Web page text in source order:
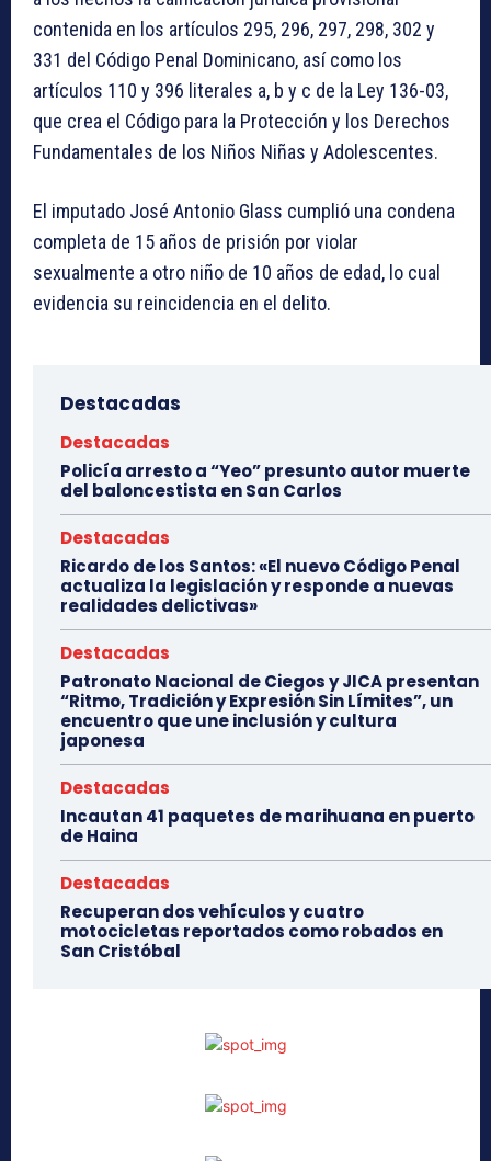
contenida en los artículos 295, 296, 297, 298, 302 y
331 del Código Penal Dominicano, así como los
artículos 110 y 396 literales a, b y c de la Ley 136-03,
que crea el Código para la Protección y los Derechos
Fundamentales de los Niños Niñas y Adolescentes.
El imputado José Antonio Glass cumplió una condena
completa de 15 años de prisión por violar
sexualmente a otro niño de 10 años de edad, lo cual
evidencia su reincidencia en el delito.
Destacadas
Destacadas
Policía arresto a “Yeo” presunto autor muerte
del baloncestista en San Carlos
Destacadas
Ricardo de los Santos: «El nuevo Código Penal
actualiza la legislación y responde a nuevas
realidades delictivas»
Destacadas
Patronato Nacional de Ciegos y JICA presentan
“Ritmo, Tradición y Expresión Sin Límites”, un
encuentro que une inclusión y cultura
japonesa
Destacadas
Incautan 41 paquetes de marihuana en puerto
de Haina
Destacadas
Recuperan dos vehículos y cuatro
motocicletas reportados como robados en
San Cristóbal